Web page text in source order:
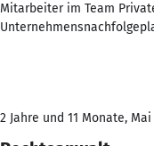
Mitarbeiter im Team
2 Jahre und 11 Monate,